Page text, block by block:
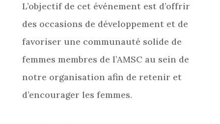
L’objectif de cet événement est d’offrir
des occasions de développement et de
favoriser une communauté solide de
femmes membres de l’AMSC au sein de
notre organisation afin de retenir et
d’encourager les femmes.